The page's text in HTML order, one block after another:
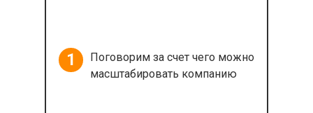
1
Поговорим за счет чего можно
масштабировать компанию